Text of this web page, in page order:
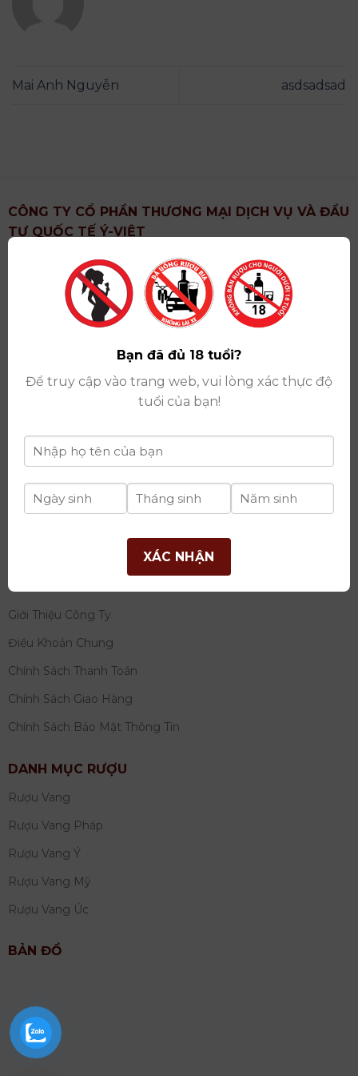
Mai Anh Nguyễn asdsadsad
CÔNG TY CỔ PHẦN THƯƠNG MẠI DỊCH VỤ VÀ ĐẦU
TƯ QUỐC TẾ Ý-VIỆT
: Khu 6, Xã Hoài Đức, Thành Phố Hà Nội
Showroom: Số 09 Phố Liễu Giai, Phường Ngọc Hà,
Thành Phố Hà Nội
Giấy ĐKKD số: 0102751615 do Sở Tài Chính Thành
Phố Hà Nội cấp lần đầu ngày 07/05/2008,đăng ký
thay đổi lần thứ 17 ngày 06/08/2025
Giấy phép Phân Phối Rượu số : 529/GP-BCT do Bộ
Công Thương cấp ngày 14/11/2022
Ngân hàng:Ngân hàng TMCP Đầu tư và phát triển
Việt Nam (BIDV)
tư quốc tế Ý-Việt
Tây Hồ, TP Hà Nội
THÔNG TIN
Giới Thiệu Công Ty
Điều Khoản Chung
Chính Sách Thanh Toán
Chính Sách Giao Hàng
Chính Sách Bảo Mật Thông Tin
DANH MỤC RƯỢU
Rượu Vang
Rượu Vang Pháp
Rượu Vang Ý
Rượu Vang Mỹ
Rượu Vang Úc
BẢN ĐỒ
Bạn đã đủ 18 tuổi?
Để truy cập vào trang web, vui lòng xác thực độ
tuổi của bạn!
XÁC NHẬN